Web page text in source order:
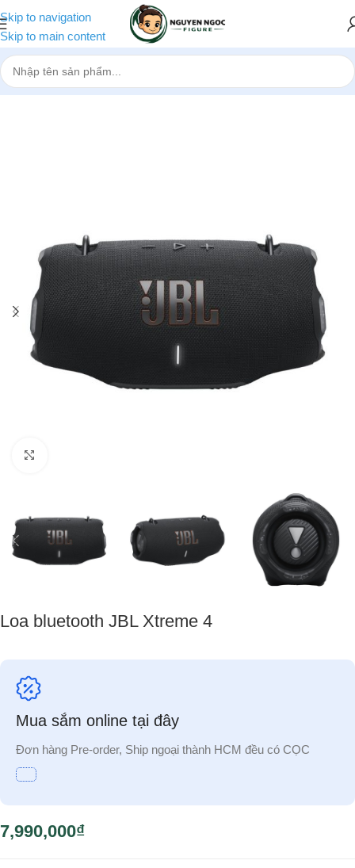
Skip to navigation
Skip to main content
Trang chủ»Cửa hàng»Loa bluetooth JBL Xtreme 4
Loa bluetooth JBL Xtreme 4
Mua sắm online tại đây
Đơn hàng Pre-order, Ship ngoại thành HCM đều có CỌC
7,990,000₫